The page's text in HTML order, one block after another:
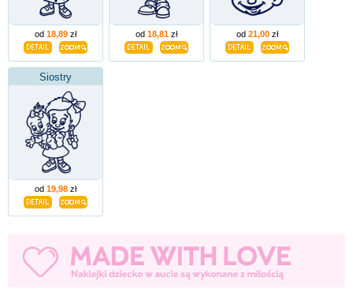
od 18,89 zł od 18,81 zł od 21,00 zł
Siostry
od 19,98 zł